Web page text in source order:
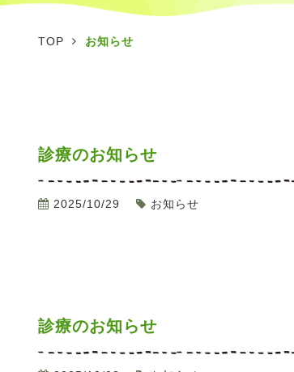
TOP お知らせ
診療のお知らせ
2025/10/29 お知らせ
診療のお知らせ